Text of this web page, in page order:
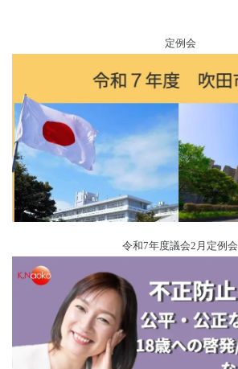
定例会
令和7年度議会2月定例会